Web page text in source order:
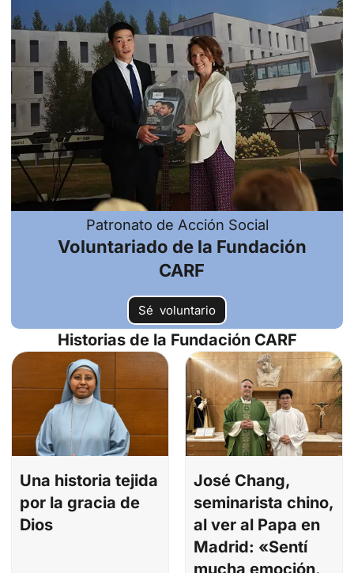
Patronato de Acción Social
Voluntariado de la Fundación
CARF
Sé voluntario
Historias de la Fundación CARF
Una historia tejida
por la gracia de
Dios
José Chang,
seminarista chino,
al ver al Papa en
Madrid: «Sentí
mucha emoción,